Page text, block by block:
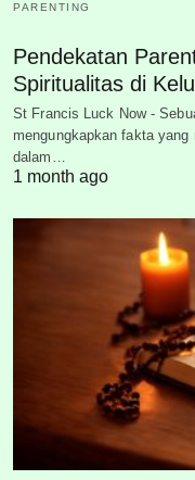
PARENTING
Pendekatan
Spiritualitas di
St Francis Luck Now -
mengungkapkan fakta
dalam…
1 month ago